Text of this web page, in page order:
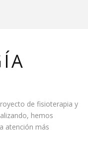
de fisioterapia y
hemos
atención más